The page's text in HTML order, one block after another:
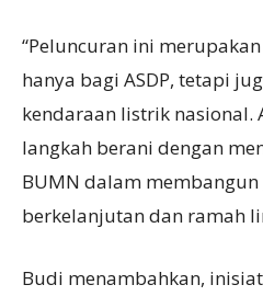
“Peluncuran ini
hanya bagi ASDP, tetapi
kendaraan listrik nasional.
langkah berani dengan
BUMN dalam
berkelanjutan dan ramah
Budi menambahkan,